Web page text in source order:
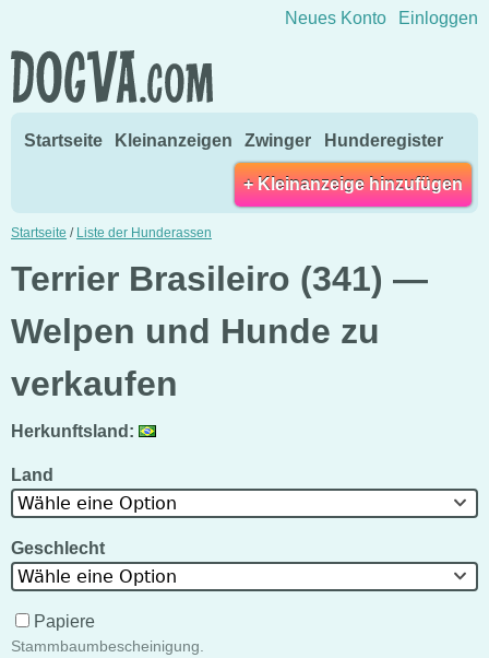
Direkt zum Inhalt wechseln
Neues Konto Einloggen
Startseite Kleinanzeigen Zwinger Hunderegister
+ Kleinanzeige hinzufügen
Startseite / Liste der Hunderassen
Terrier Brasileiro (341) —
Welpen und Hunde zu
verkaufen
Herkunftsland:
Land
Wähle eine Option
Geschlecht
Wähle eine Option
Papiere
Stammbaumbescheinigung.